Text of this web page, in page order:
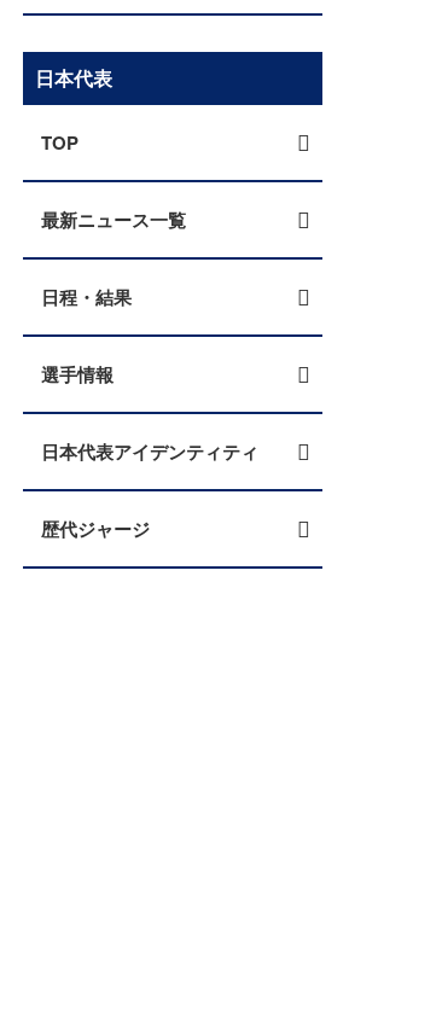
日本代表
TOP
最新ニュース一覧
日程・結果
選手情報
日本代表アイデンティティ
歴代ジャージ